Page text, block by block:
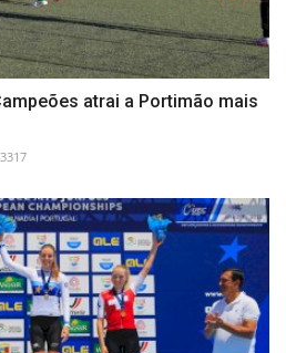
atrai a Portimão mais
3317